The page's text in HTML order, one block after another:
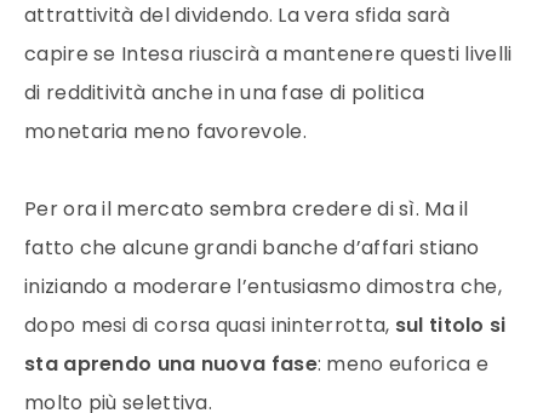
attrattività del dividendo. La vera sfida sarà
capire se Intesa riuscirà a mantenere questi livelli
di redditività anche in una fase di politica
monetaria meno favorevole.
Per ora il mercato sembra credere di sì. Ma il
fatto che alcune grandi banche d’affari stiano
iniziando a moderare l’entusiasmo dimostra che,
dopo mesi di corsa quasi ininterrotta, sul titolo si
sta aprendo una nuova fase: meno euforica e
molto più selettiva.